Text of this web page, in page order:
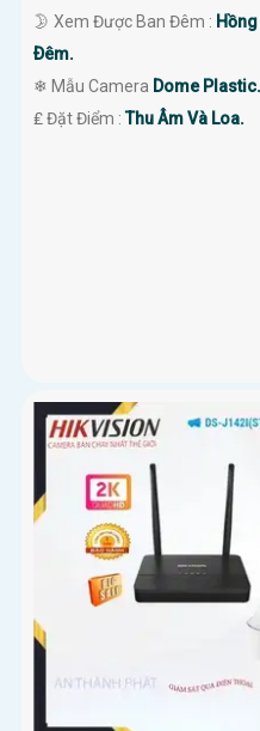
🌛 Xem Được Ban Đêm :
Ðêm.
❄ Mẫu Camera Dome Plastic.
️₤ Đặt Điểm :Thu Âm Và Loa.